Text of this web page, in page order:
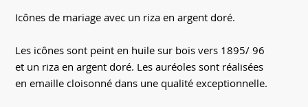
Icônes de mariage avec un riza en argent doré.
Les icônes sont peint en huile sur bois vers 1895/ 96
et un riza en argent doré. Les auréoles sont réalisées
en emaille cloisonné dans une qualité exceptionnelle.